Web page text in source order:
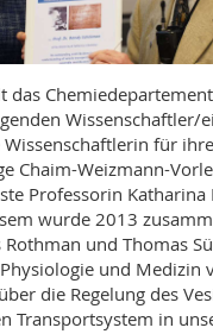
Med. Fak.
das
Wissenschaftler/
Wissenschaftlerin für ihre
Chaim-Weizmann-
Professorin Katharina
wurde 2013
Rothman und Thomas
und Medizin
die Regelung des
Transportsystem in